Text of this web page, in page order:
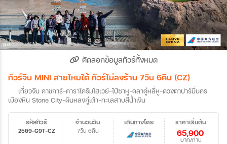
คัดลอกข้อมูลทัวร์ทั้งหมด
ทัวร์จีน MINI สายไหมใต้ ทัวร์ไม่ลงร้าน 7วัน 6คืน (CZ)
เที่ยวจีน คาชการ์-คาราโครัมไฮเวย์-ไป๋ซาหู-คลาคู่หลี่หู-ดวงตาปาร์มี่นคร
เมืองหิน Stone City-ผันหลงกู่เต้า-ทะเลสาบสีน้ำเงิน
รหัสทัวร์
2569-G9T-CZ
จำนวนวัน
7วัน 6คืน
ราคาเริ่มต้น
65,900
บาท/ท่าน
เดินทางโดย